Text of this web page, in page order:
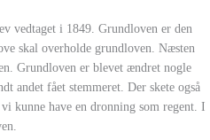
vedtaget i 1849. Grundloven er den
skal overholde grundloven. Næsten
Grundloven er blevet ændret nogle
andet fået stemmeret. Der skete også
kunne have en dronning som regent. I